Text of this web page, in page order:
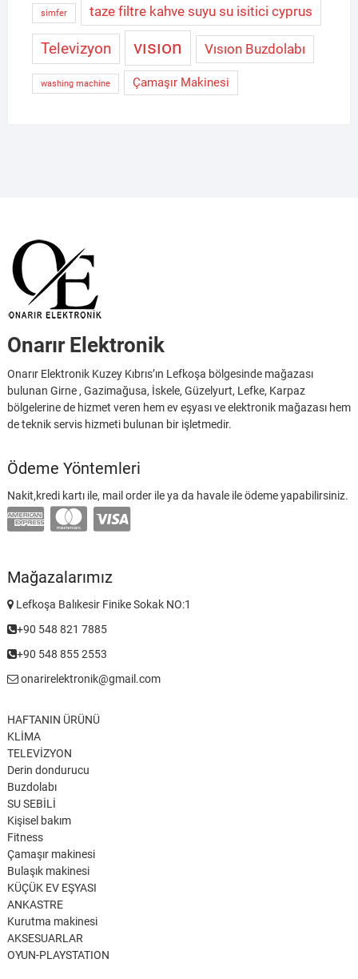
simfer taze filtre kahve suyu su isitici cyprus
Televizyon vısıon Vısıon Buzdolabı
washing machine Çamaşır Makinesi
Onarır Elektronik
Onarır Elektronik Kuzey Kıbrıs’ın Lefkoşa bölgesinde mağazası
bulunan Girne , Gazimağusa, İskele, Güzelyurt, Lefke, Karpaz
bölgelerine de hizmet veren hem ev eşyası ve elektronik mağazası hem
de teknik servis hizmeti bulunan bir işletmedir.
Ödeme Yöntemleri
Nakit,kredi kartı ile, mail order ile ya da havale ile ödeme yapabilirsiniz.
Mağazalarımız
Lefkoşa Balıkesir Finike Sokak NO:1
+90 548 821 7885
+90 548 855 2553
onarirelektronik@gmail.com
HAFTANIN ÜRÜNÜ
KLİMA
TELEVİZYON
Derin dondurucu
Buzdolabı
SU SEBİLİ
Kişisel bakım
Fitness
Çamaşır makinesi
Bulaşık makinesi
KÜÇÜK EV EŞYASI
ANKASTRE
Kurutma makinesi
AKSESUARLAR
OYUN-PLAYSTATION